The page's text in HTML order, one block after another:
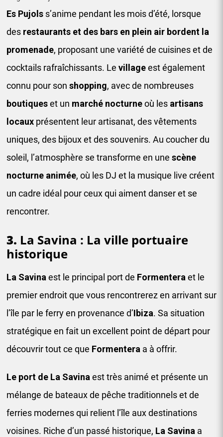
Es Pujolss’anime pendant les mois d’été, lorsque
des restaurants et des bars en plein air bordent la
promenade, proposant une variété de cuisines et de
cocktails rafraîchissants. Le villageest également
connu pour son shopping, avec de nombreuses
boutiqueset un marché nocturneoù les artisans
locauxprésentent leur artisanat, des vêtements
uniques, des bijoux et des souvenirs. Au coucher du
soleil, l’atmosphère se transforme en une scène
nocturne animée, où les DJ et la musique live créent
un cadre idéal pour ceux qui aiment danser et se
rencontrer.
3. La Savina : La ville portuaire
historique
La Savina est le principal port de Formentera et le
premier endroit que vous rencontrerez en arrivant sur
l’île par le ferry en provenance d’Ibiza. Sa situation
stratégique en fait un excellent point de départ pour
découvrir tout ce que Formentera a à offrir.
Le port de La Savina est très animé et présente un
mélange de bateaux de pêche traditionnels et de
ferries modernes qui relient l’île aux destinations
voisines. Riche d’un passé historique, La Savina a